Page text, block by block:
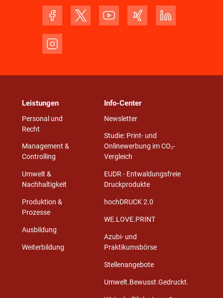
Leistungen
Personal und
Recht
Management &
Controlling
Umwelt &
Nachhaltigkeit
Produktion &
Prozesse
Ausbildung
Weiterbildung
Info-Center
Newsletter
Studie: Print- und
Onlinewerbung im CO₂-
Vergleich
EUDR - Entwaldungsfreie
Druckprodukte
hochDRUCK 2.0
WE.LOVE.PRINT
Azubi- und
Praktikumsbörse
Stellenangebote
Umwelt.Bewusst.Gedruckt.